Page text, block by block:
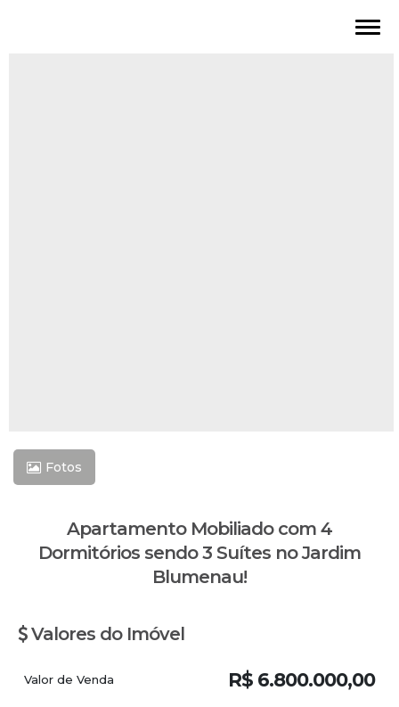
Fotos
Apartamento Mobiliado com 4
Dormitórios sendo 3 Suítes no Jardim
Blumenau!
Valores do Imóvel
R$ 6.800.000,00
Valor de Venda